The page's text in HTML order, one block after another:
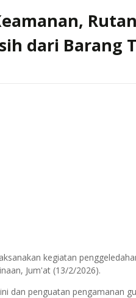
dari Barang
kegiatan
Jum'at (13/2/2026).
dan penguatan pengamanan